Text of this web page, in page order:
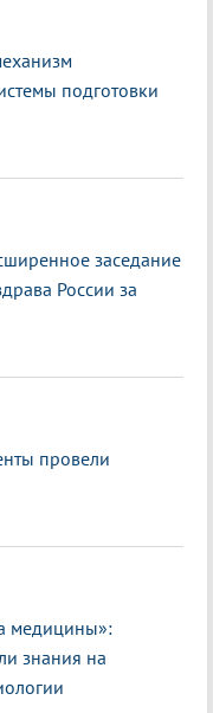
подготовки
заседание
России за
провели
медицины»:
знания на